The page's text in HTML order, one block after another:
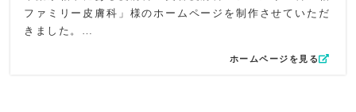
させていただきました。
ファミリー皮膚科」様のホームページを制作させていただ
きました。
明るい色使いとロゴの鳥で可愛らしさを表現しています。
ホームページを見る